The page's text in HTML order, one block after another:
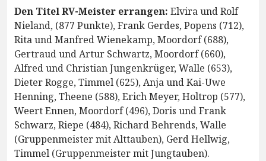
Den Titel RV-Meister errangen: Elvira und Rolf
Nieland, (877 Punkte), Frank Gerdes, Popens (712),
Rita und Manfred Wienekamp, Moordorf (688),
Gertraud und Artur Schwartz, Moordorf (660),
Alfred und Christian Jungenkrüger, Walle (653),
Dieter Rogge, Timmel (625), Anja und Kai-Uwe
Henning, Theene (588), Erich Meyer, Holtrop (577),
Weert Ennen, Moordorf (496), Doris und Frank
Schwarz, Riepe (484), Richard Behrends, Walle
(Gruppenmeister mit Alttauben), Gerd Hellwig,
Timmel (Gruppenmeister mit Jungtauben).